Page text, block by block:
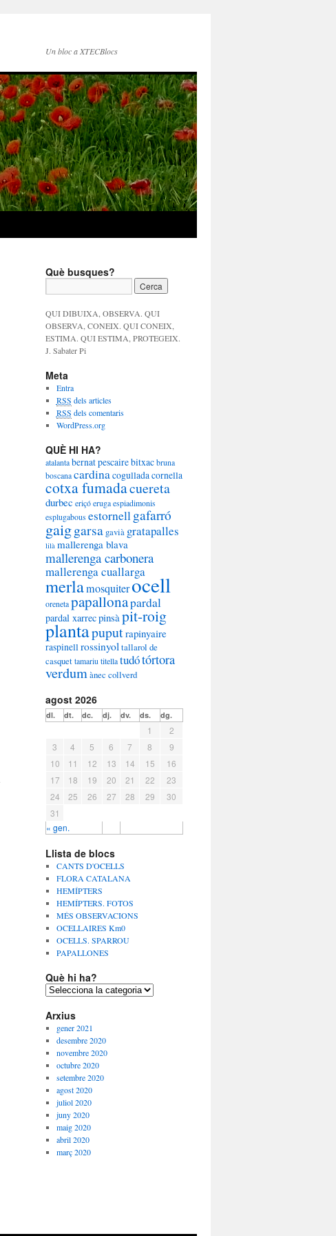
Un bloc a XTECBlocs
Què busques?
QUI DIBUIXA, OBSERVA. QUI
OBSERVA, CONEIX. QUI CONEIX,
ESTIMA. QUI ESTIMA, PROTEGEIX.
J. Sabater Pi
Meta
Entra
RSS dels articles
RSS dels comentaris
WordPress.org
QUÈ HI HA?
atalantabernat pescairebitxacbruna
boscanacardinacogulladacornella
cotxa fumadacuereta
durbec eriçóerugaespiadimonis
esplugabous estornellgafarró
gaiggarsa gavià gratapalles
lilà mallerenga blava
mallerenga carbonera
mallerenga cuallarga
merlamosquiterocell
orenetapapallonapardal
pardal xarrecpinsàpit-roig
plantapuputrapinyaire
raspinellrossinyoltallarol de
casquettamariu titellatudótórtora
verdumànec collverd
agost 2026
dl. dt. dc. dj. dv. ds. dg.
« gen.
1
2
3
4 5 6 7 8
9
10
11 12 13 14 15
16
17
18 19 20 21 22
23
24
25 26 27 28 29
30
31
Llista de blocs
CANTS D'OCELLS
FLORA CATALANA
HEMÍPTERS
HEMÍPTERS. FOTOS
MÉS OBSERVACIONS
OCELLAIRES Km0
OCELLS. SPARROU
PAPALLONES
Què hi ha?
Q
è
h
i
h
a
?
Arxius
gener 2021
desembre 2020
novembre 2020
octubre 2020
setembre 2020
agost 2020
juliol 2020
juny 2020
maig 2020
abril 2020
març 2020